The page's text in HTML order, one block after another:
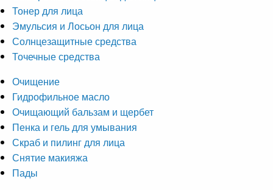
Тонер для лица
Эмульсия и Лосьон для лица
Солнцезащитные средства
Точечные средства
Очищение
Гидрофильное масло
Очищающий бальзам и щербет
Пенка и гель для умывания
Скраб и пилинг для лица
Снятие макияжа
Пады